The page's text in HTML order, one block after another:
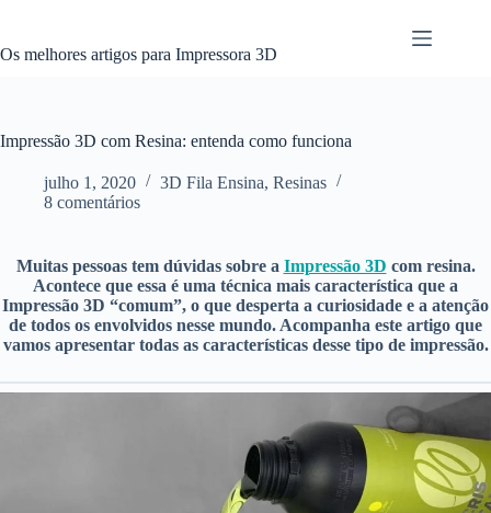
o
Os melhores artigos para Impressora 3D
Impressão 3D com Resina: entenda como funciona
julho 1, 2020 3D Fila Ensina, Resinas
8 comentários
Muitas pessoas tem dúvidas sobre a Impressão 3D com resina.
Acontece que essa é uma técnica mais característica que a
Impressão 3D “comum”, o que desperta a curiosidade e a atenção
de todos os envolvidos nesse mundo. Acompanha este artigo que
vamos apresentar todas as características desse tipo de impressão.